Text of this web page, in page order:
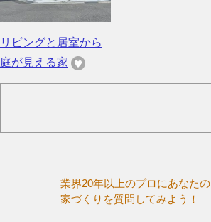
リビングと居室から
庭が見える家
業界20年以上のプロにあなたの
家づくりを質問してみよう！